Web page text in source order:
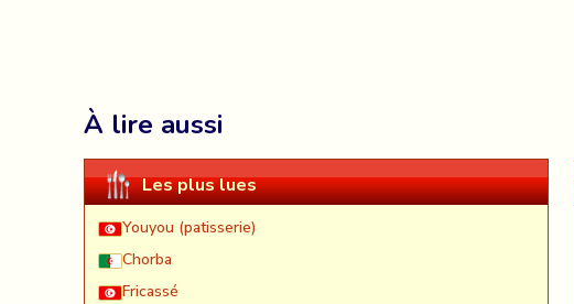
À lire aussi
Les plus lues
Youyou (patisserie)
Chorba
Fricassé